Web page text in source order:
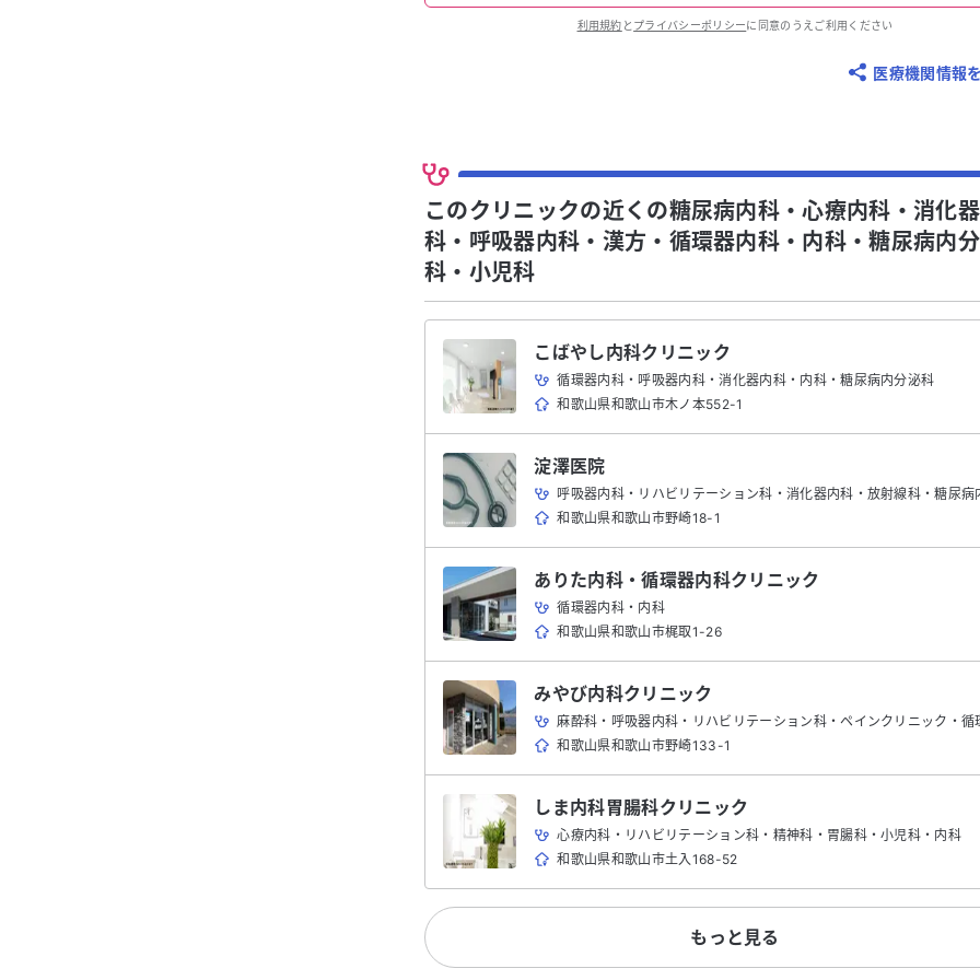
利用規約 と プライバシーポリシーに同意のうえご利用ください
医療機関情報
このクリニックの近くの糖尿病内科・心療内科・消化
科・呼吸器内科・漢方・循環器内科・内科・糖尿病内
科・小児科
こばやし内科クリニック
循環器内科・呼吸器内科・消化器内科・内科・糖尿病内分泌科
和歌山県和歌山市木ノ本552-1
淀澤医院
呼吸器内科・リハビリテーション科・消化器内科・放射線科・糖尿病内科・循環器内科・内科・糖尿病
和歌山県和歌山市野崎18-1
ありた内科・循環器内科クリニック
循環器内科・内科
和歌山県和歌山市梶取1-26
みやび内科クリニック
麻酔科・呼吸器内科・リハビリテーション科・ペインクリニック・循環器内科・消化器内
和歌山県和歌山市野崎133-1
しま内科胃腸科クリニック
心療内科・リハビリテーション科・精神科・胃腸科・小児科・内科
和歌山県和歌山市土入168-52
もっと見る